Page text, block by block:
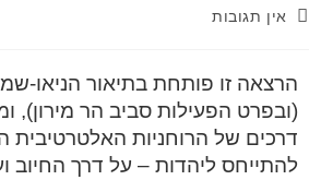
אין תגובות
הרצאה זו פותחת בתיאור הניאו-
(ובפרט הפעילות סביב הר מירון),
דרכים של הרוחניות האלטרטיבית
להתייחס ליהדות – על דרך החיוב